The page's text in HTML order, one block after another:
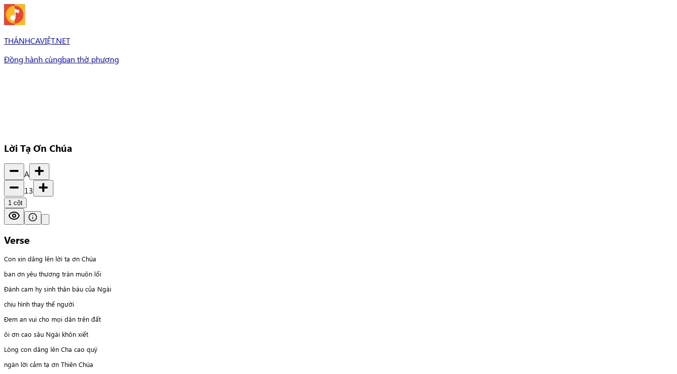
THÁNHCAVIỆT.NET
Đồng hành cùngban thờ phượng
Lời Tạ Ơn Chúa
A
13
1 cột
Verse
Con xin dâng lên lời tạ ơn Chúa
ban ơn yêu thương tràn muôn lối
Đành cam hy sinh thân báu của Ngài
chịu hình thay thế người
Đem an vui cho mọi dân trên đất
ôi ơn cao sâu Ngài khôn xiết
Lòng con dâng lên Cha cao quý
ngàn lời cảm tạ ơn Thiên Chúa